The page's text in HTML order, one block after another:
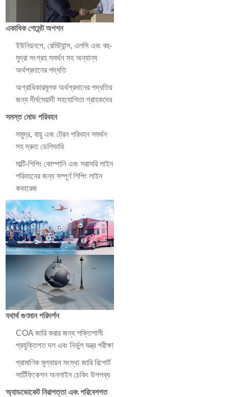
একাধিক পেমেন্ট অপশন
ইউনিয়নপে, রেমিট্যান্স, এলসি এবং বহু-
মুদ্রা সংগ্রহ সমর্থন সহ অন্যান্য
অর্থপ্রদানের পদ্ধতি
অগ্রাধিকারমূলক অর্থপ্রদানের পদ্ধতির
জন্য দীর্ঘমেয়াদী সহযোগিতা গ্রাহকদের
সমস্ত মোড পরিবহন
সমুদ্র, বায়ু এবং ট্রেন পরিবহন সমর্থন
সহ দ্রুত ডেলিভারি
মাল্টি-শিপিং কোম্পানি এবং সরাসরি লাইন
পরিবহনের জন্য সম্পূর্ণ শিপিং লাইন
কভারেজ
যথার্থ গুণমান পরিদর্শন
COA জারি করার জন্য শক্তিশালী
প্রযুক্তিগত দল এবং নির্ভুল যন্ত্র পরীক্ষা
প্রামাণিক মূল্যায়ন সংস্থা জারি রিপোর্ট
সার্টিফিকেশন অনলাইন চেকিং উপলব্ধ
অ্যাডভোকেট নিরাপত্তা এবং পরিবেশগত